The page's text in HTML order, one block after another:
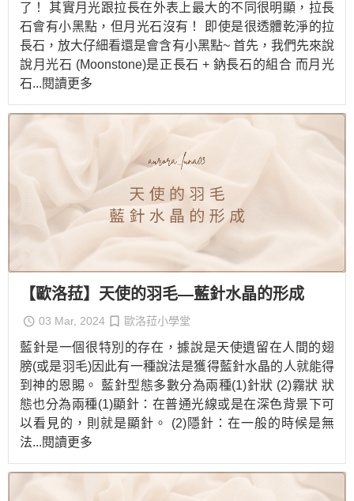
了！ 其實月光跟拉長在外表上最大的不同很明顯，拉長
石會有小黑點，但月光石沒有！ 即使是很透體乾淨的拉
長石，放大仔細看還是會含有小黑點~ 首先，我們先來說
說月光石 (Moonstone)是正長石 + 鈉長石的組合 而月光
石...閱讀更多
【歐洛菈】天使的羽毛—藍針水晶的形成
03 Mar, 2024 歐洛菈小學堂
藍針是一個很特別的存在，據說是天使遺留在人間的翅
膀(或是羽毛)因此有一種說法是獲得藍針水晶的人就能得
到神的恩賜。 藍針型態多數分為兩種(1)針狀 (2)霧狀 狀
態也分為兩種(1)顯針：在普通光線或是在深色背景下可
以看見的，則就是顯針。 (2)隱針：在一般的時候是無
法...閱讀更多